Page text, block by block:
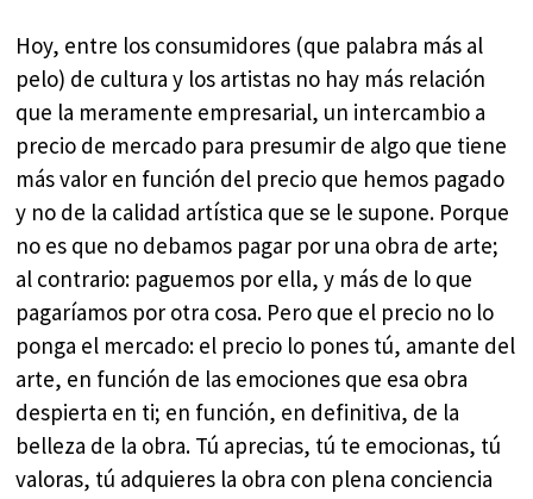
Hoy, entre los consumidores (que palabra más al
pelo) de cultura y los artistas no hay más relación
que la meramente empresarial, un intercambio a
precio de mercado para presumir de algo que tiene
más valor en función del precio que hemos pagado
y no de la calidad artística que se le supone. Porque
no es que no debamos pagar por una obra de arte;
al contrario: paguemos por ella, y más de lo que
pagaríamos por otra cosa. Pero que el precio no lo
ponga el mercado: el precio lo pones tú, amante del
arte, en función de las emociones que esa obra
despierta en ti; en función, en definitiva, de la
belleza de la obra. Tú aprecias, tú te emocionas, tú
valoras, tú adquieres la obra con plena conciencia